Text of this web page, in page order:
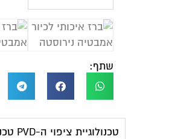
שתף:
טכנולוגיית ציפוי ה-PVD טכנולוגיה זו פותחה על ידי נאס"א לתכניות החלל.